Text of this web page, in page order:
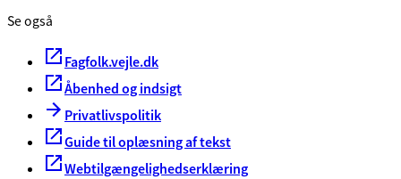
Se også
Fagfolk.vejle.dk
Åbenhed og indsigt
Privatlivspolitik
Guide til oplæsning af tekst
Webtilgængelighedserklæring